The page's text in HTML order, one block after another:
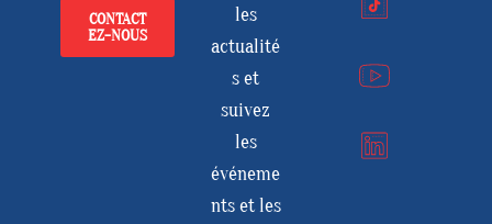
CONTACT
EZ-NOUS
les
actualité
s et
suivez
les
événeme
nts et les